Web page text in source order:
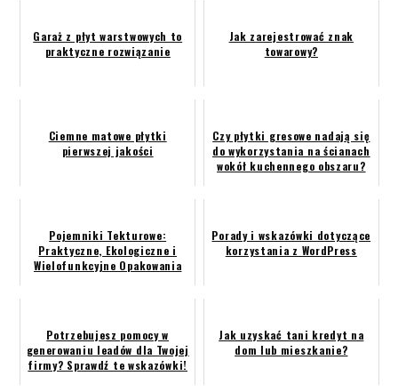
Garaż z płyt warstwowych to
praktyczne rozwiązanie
Jak zarejestrować znak
towarowy?
Ciemne matowe płytki
pierwszej jakości
Czy płytki gresowe nadają się
do wykorzystania na ścianach
wokół kuchennego obszaru?
Pojemniki Tekturowe:
Praktyczne, Ekologiczne i
Wielofunkcyjne Opakowania
Porady i wskazówki dotyczące
korzystania z WordPress
Potrzebujesz pomocy w
generowaniu leadów dla Twojej
firmy? Sprawdź te wskazówki!
Jak uzyskać tani kredyt na
dom lub mieszkanie?